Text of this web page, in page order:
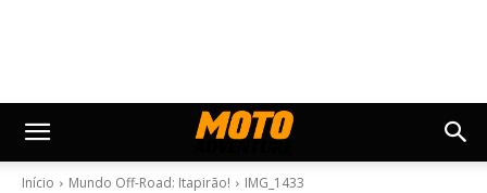
Início Mundo Off-Road: Itapirão! IMG_1433